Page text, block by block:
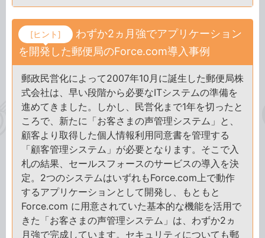
[ヒント]
わずか2ヵ月強でアプリケーション
を開発した郵便局のForce.com導入事例
郵政民営化によって2007年10月に誕生した郵便局株
式会社は、早い段階から必要なITシステムの準備を
進めてきました。しかし、民営化まで1年を切ったと
ころで、新たに「お客さまの声管理システム」と、
顧客より取得した個人情報利用同意書を管理する
「顧客管理システム」が必要となります。そこで入
札の結果、セールスフォースのサービスの導入を決
定。2つのシステムはいずれもForce.com上で動作
するアプリケーションとして開発し、もともと
Force.com に用意されていた基本的な機能を活用で
きた「お客さまの声管理システム」は、わずか2ヵ
月強で完成しています。セキュリティについても郵